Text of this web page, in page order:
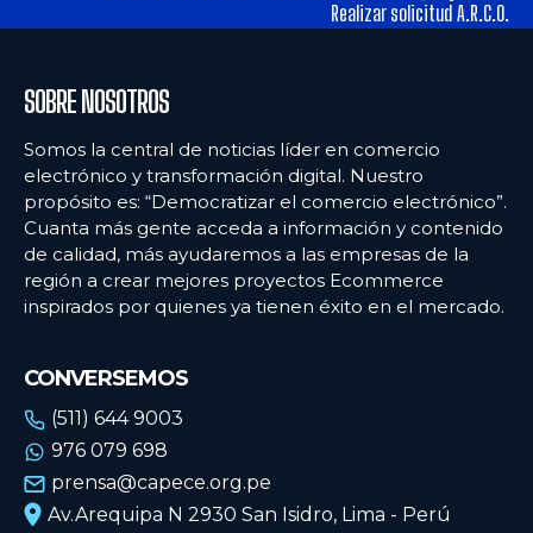
Ecommercenews
PERÚ
ARGENTINA
BOLIVIA
CHILE
ECUADOR
MÉXICO
URUGUAY
VENEZUELA
Ecommercenews
PERÚ
ARGENTINA
BOLIVIA
CHILE
ECUADOR
MÉXICO
URUGUAY
VENEZUELA
Realizar solicitud A.R.C.O.
SOBRE NOSOTROS
Somos la central de noticias líder en comercio
electrónico y transformación digital. Nuestro
propósito es: “Democratizar el comercio electrónico”.
Cuanta más gente acceda a información y contenido
de calidad, más ayudaremos a las empresas de la
región a crear mejores proyectos Ecommerce
inspirados por quienes ya tienen éxito en el mercado.
CONVERSEMOS
(511) 644 9003
976 079 698
prensa@capece.org.pe
Av.Arequipa N 2930 San Isidro, Lima - Perú